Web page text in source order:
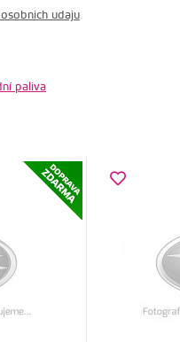
udaju.
paliva